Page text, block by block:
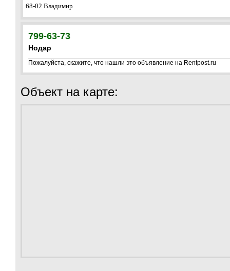
68-02 Владимир
799-63-73
Нодар
Пожалуйста, скажите, что нашли это объявление на Rentpost.ru
Объект на карте: